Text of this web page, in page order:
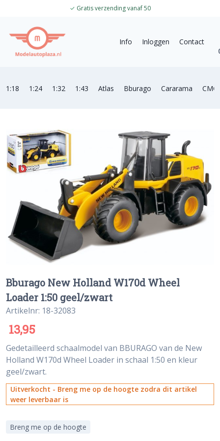
✓ Gratis verzending vanaf 50
Info Inloggen
Contact
1:18 1:24 1:32 1:43 Atlas Bburago Cararama CMC
Bburago New Holland W170d Wheel
Loader 1:50 geel/zwart
Artikelnr: 18-32083
13,95
Gedetailleerd schaalmodel van BBURAGO van de New
Holland W170d Wheel Loader in schaal 1:50 en kleur
geel/zwart.
Uitverkocht - Breng me op de hoogte zodra dit artikel
weer leverbaar is
Breng me op de hoogte